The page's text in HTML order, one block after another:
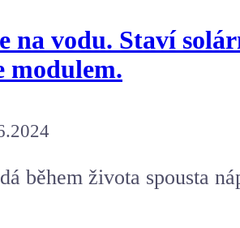
na vodu. Staví
modulem.
během života spousta